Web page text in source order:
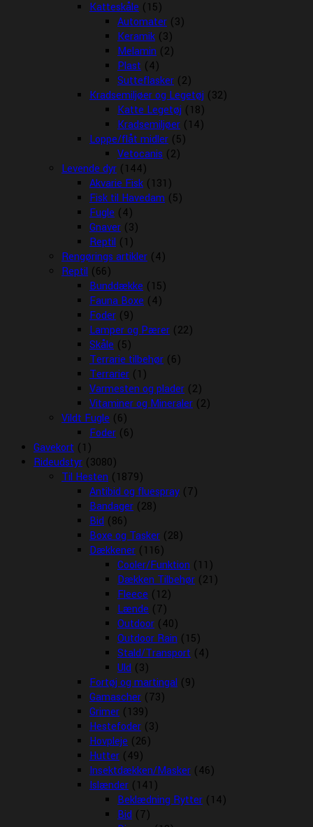
Katteskåle (15)
Automater (3)
Keramik (3)
Melamin (2)
Plast (4)
Sutteflasker (2)
Kradsemiljøer og Legetøj (32)
Katte Legetøj (18)
Kradsemiljøer (14)
Loppe/flåt midler (5)
Vetocanis (2)
Levende dyr (144)
Akvarie Fisk (131)
Fisk til Havedam (5)
Fugle (4)
Gnaver (3)
Reptil (1)
Rengørings artikler (4)
Reptil (66)
Bunddække (15)
Fauna Boxe (4)
Foder (9)
Lamper og Pærer (22)
Skåle (5)
Terrarie tilbehør (6)
Terrarier (1)
Varmesten og plader (2)
Vitaminer og Mineraler (2)
Vildt Fugle (6)
Foder (6)
Gavekort (1)
Rideudstyr (3080)
Til Hesten (1879)
Antibid og fluespray (7)
Bandager (28)
Bid (86)
Boxe og Tasker (28)
Dækkener (116)
Cooler/Funktion (11)
Dækken Tilbehør (21)
Fleece (12)
Lænde (7)
Outdoor (40)
Outdoor Rain (15)
Stald/Transport (4)
Uld (3)
Fortøj og martingal (9)
Gamascher (73)
Grimer (139)
Hestefoder (3)
Hovpleje (26)
Hutter (49)
Insektdækken/Masker (46)
Islænder (141)
Beklædning Rytter (14)
Bid (7)